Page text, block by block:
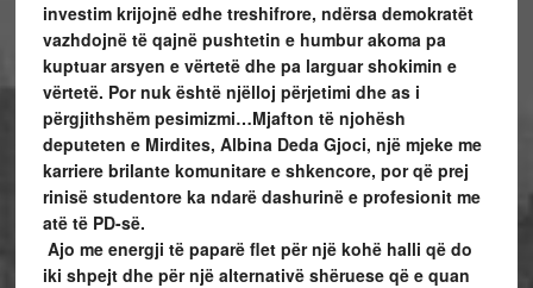
investim krijojnë edhe treshifrore, ndërsa demokratët
vazhdojnë të qajnë pushtetin e humbur akoma pa
kuptuar arsyen e vërtetë dhe pa larguar shokimin e
vërtetë. Por nuk është njëlloj përjetimi dhe as i
përgjithshëm pesimizmi…Mjafton të njohësh
deputeten e Mirdites, Albina Deda Gjoci, një mjeke me
karriere brilante komunitare e shkencore, por që prej
rinisë studentore ka ndarë dashurinë e profesionit me
atë të PD-së.
Ajo me energji të paparë flet për një kohë halli që do
iki shpejt dhe për një alternativë shëruese që e quan